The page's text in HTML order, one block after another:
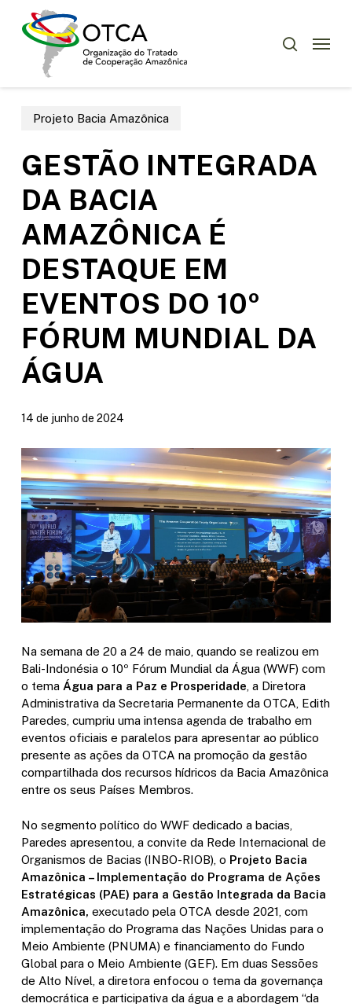
Menu
Projeto Bacia Amazônica
GESTÃO INTEGRADA
DA BACIA
AMAZÔNICA É
DESTAQUE EM
EVENTOS DO 10º
FÓRUM MUNDIAL DA
ÁGUA
14 de junho de 2024
Na semana de 20 a 24 de maio, quando se realizou em
Bali-Indonésia o 10º Fórum Mundial da Água (WWF) com
o tema Água para a Paz e Prosperidade, a Diretora
Administrativa da Secretaria Permanente da OTCA, Edith
Paredes, cumpriu uma intensa agenda de trabalho em
eventos oficiais e paralelos para apresentar ao público
presente as ações da OTCA na promoção da gestão
compartilhada dos recursos hídricos da Bacia Amazônica
entre os seus Países Membros.
No segmento político do WWF dedicado a bacias,
Paredes apresentou, a convite da Rede Internacional de
Organismos de Bacias (INBO-RIOB), o Projeto Bacia
Amazônica – Implementação do Programa de Ações
Estratégicas (PAE) para a Gestão Integrada da Bacia
Amazônica, executado pela OTCA desde 2021, com
implementação do Programa das Nações Unidas para o
Meio Ambiente (PNUMA) e financiamento do Fundo
Global para o Meio Ambiente (GEF). Em duas Sessões
de Alto Nível, a diretora enfocou o tema da governança
democrática e participativa da água e a abordagem “da